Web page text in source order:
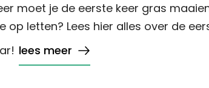
moet je de eerste keer gras
op letten? Lees hier alles over de
lees meer